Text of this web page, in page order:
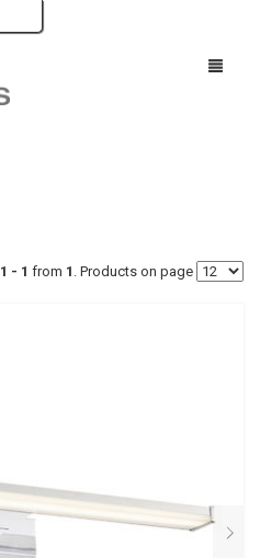
1 - 1 from 1 . Products on page